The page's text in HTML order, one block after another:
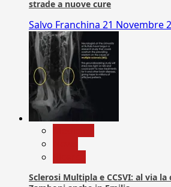
strade a nuove cure
Salvo Franchina 21 Novembre
Sclerosi Multipla e CCSVI: al via